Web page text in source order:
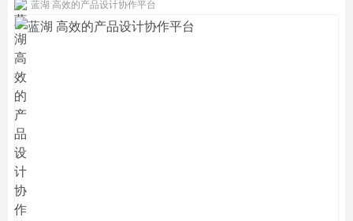
蓝湖 高效的产品设计协作平台